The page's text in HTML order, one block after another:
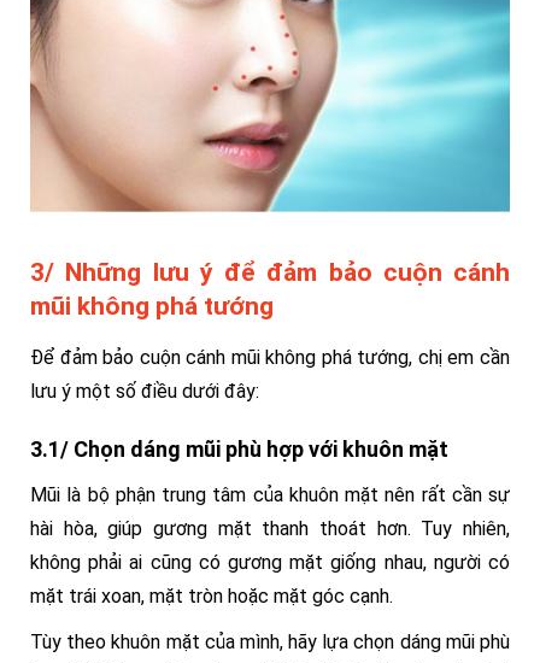
3/ Những lưu ý để đảm bảo cuộn cánh
mũi không phá tướng
Để đảm bảo cuộn cánh mũi không phá tướng, chị em cần
lưu ý một số điều dưới đây:
3.1/ Chọn dáng mũi phù hợp với khuôn mặt
Mũi là bộ phận trung tâm của khuôn mặt nên rất cần sự
hài hòa, giúp gương mặt thanh thoát hơn. Tuy nhiên,
không phải ai cũng có gương mặt giống nhau, người có
mặt trái xoan, mặt tròn hoặc mặt góc cạnh.
Tùy theo khuôn mặt của mình, hãy lựa chọn dáng mũi phù